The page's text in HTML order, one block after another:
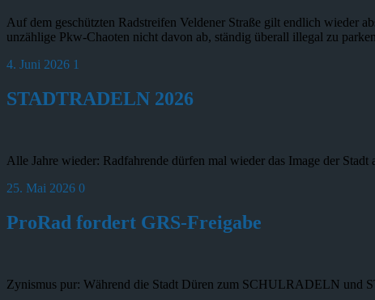
Auf dem geschützten Radstreifen Veldener Straße gilt endlich wieder
unzählige Pkw-Chaoten nicht davon ab, ständig überall illegal zu
4. Juni 2026 1
STADTRADELN 2026
Alle Jahre wieder: Radfahrende dürfen mal wieder das Image der
25. Mai 2026 0
ProRad fordert GRS-Freigabe
Zynismus pur: Während die Stadt Düren zum SCHULRADELN und